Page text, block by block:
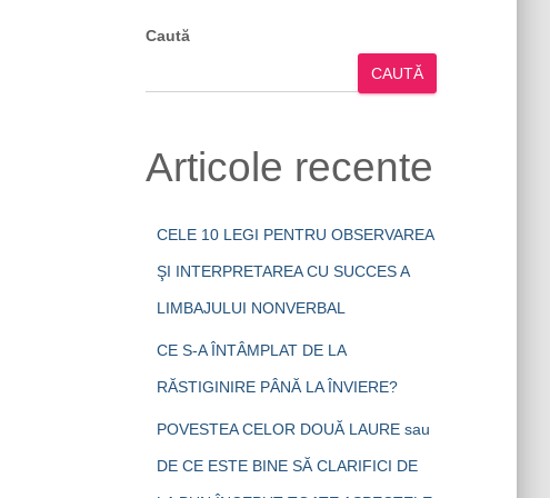
Caută
CAUTĂ
Articole recente
CELE 10 LEGI PENTRU OBSERVAREA
ŞI INTERPRETAREA CU SUCCES A
LIMBAJULUI NONVERBAL
CE S-A ÎNTÂMPLAT DE LA
RĂSTIGINIRE PÂNĂ LA ÎNVIERE?
POVESTEA CELOR DOUĂ LAURE sau
DE CE ESTE BINE SĂ CLARIFICI DE